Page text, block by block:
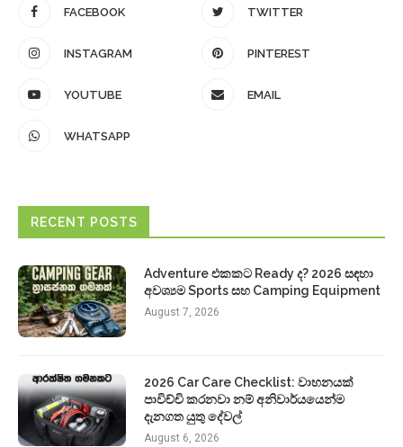
FACEBOOK TWITTER
INSTAGRAM PINTEREST
YOUTUBE EMAIL
WHATSAPP
RECENT POSTS
Adventure එකකට Ready ද? 2026 සඳහා
අවශ්‍යම Sports සහ Camping Equipment
August 7, 2026
2026 Car Care Checklist: වාහනයක්
පාවිච්චි කරනවා නම් අනිවාර්යයෙන්ම
දැනගත යුතු දේවල්
August 6, 2026